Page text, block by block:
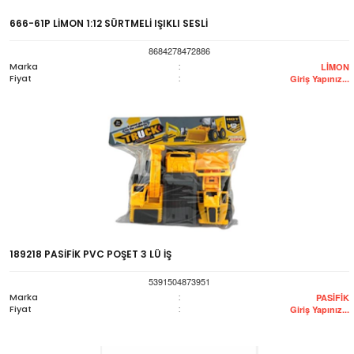
666-61P LİMON 1:12 SÜRTMELİ IŞIKLI SESLİ
8684278472886
Marka
: LİMON
Fiyat : Giriş Yapınız...
189218 PASİFİK PVC POŞET 3 LÜ İŞ
5391504873951
Marka
: PASİFİK
Fiyat : Giriş Yapınız...